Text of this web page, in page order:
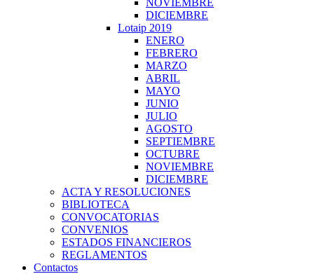
NOVIEMBRE
DICIEMBRE
Lotaip 2019
ENERO
FEBRERO
MARZO
ABRIL
MAYO
JUNIO
JULIO
AGOSTO
SEPTIEMBRE
OCTUBRE
NOVIEMBRE
DICIEMBRE
ACTA Y RESOLUCIONES
BIBLIOTECA
CONVOCATORIAS
CONVENIOS
ESTADOS FINANCIEROS
REGLAMENTOS
Contactos